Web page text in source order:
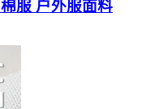
服 户外服面料